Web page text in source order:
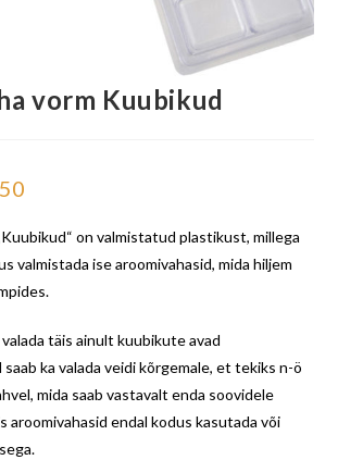
vorm Kuubikud
on valmistatud plastikust, millega
valmistada ise aroomivahasid, mida hiljem
täis ainult kuubikute avad
saab ka valada veidi kõrgemale, et tekiks n-ö
mida saab vastavalt enda soovidele
aroomivahasid endal kodus kasutada või